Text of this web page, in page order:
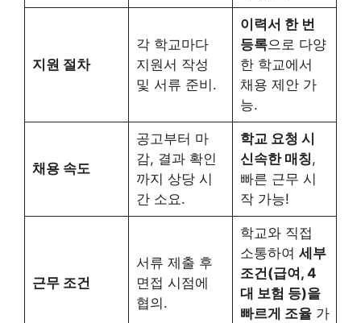
지원 절차
각 학교마다
지원서 작성
및 서류 준비.
이력서 한 번
등록으로 다양
한 학교에서
채용 제안 가
능.
채용 속도
공고부터 마
감, 결과 확인
까지 상당 시
간 소요.
학교 요청 시
신속한 매칭,
빠른 근무 시
작 가능!
근무 조건
서류 제출 후
면접 시점에
협의.
학교와 직접
소통하여 세부
조건(급여, 4
대 보험 등)을
빠르게 조율가